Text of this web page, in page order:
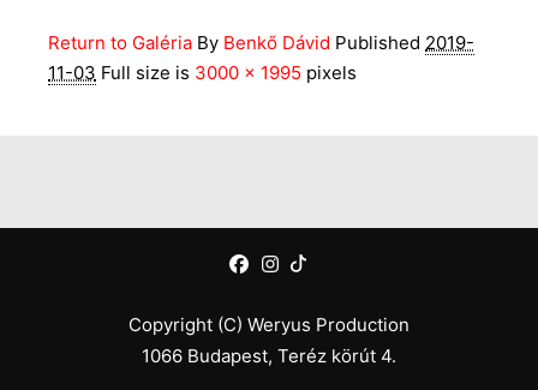
Return to Galéria By Benkő Dávid Published 2019-
11-03 Full size is 3000 × 1995 pixels
Copyright (C) Weryus Production
1066 Budapest, Teréz körút 4.